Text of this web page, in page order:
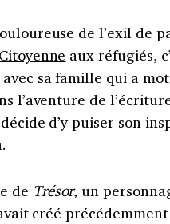
de l’exil de
aux réfugiés,
sa famille qui a
l’aventure de
d’y puiser son
de Trésor, un
créé